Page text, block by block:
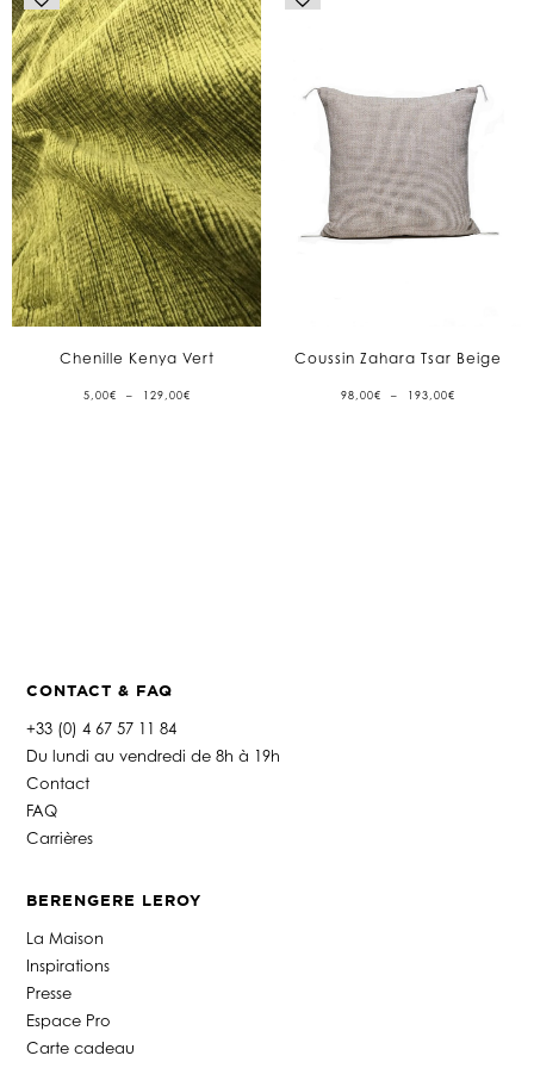
Chenille Kenya Vert
5,00€ – 129,00€PLAGE
DE
Coussin Zahara Tsar Beige
98,00€ – 193,00€PLAGE
DE
CONTACT & FAQ
+33 (0) 4 67 57 11 84
Du lundi au vendredi de 8h à 19h
Contact
FAQ
Carrières
BERENGERE LEROY
La Maison
Inspirations
Presse
Espace Pro
Carte cadeau